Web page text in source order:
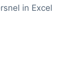
in Excel